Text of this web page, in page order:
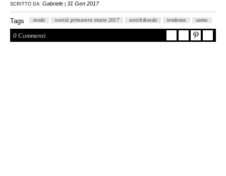
SCRITTO DA: Gabriele 31 Gen 2017
Tags moda novità primavera estate 2017 scotch&soda tendenza uomo
0 Commenti